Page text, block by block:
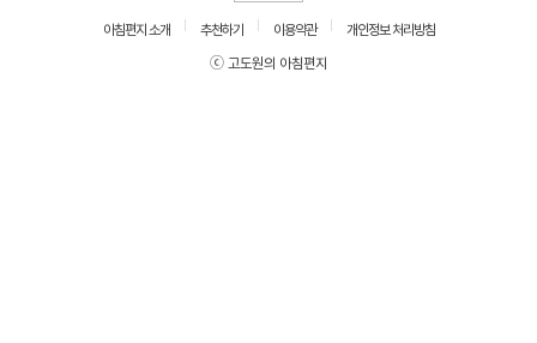
아침편지 소개 추천하기 이용약관
개인정보 처리방침
ⓒ 고도원의 아침편지